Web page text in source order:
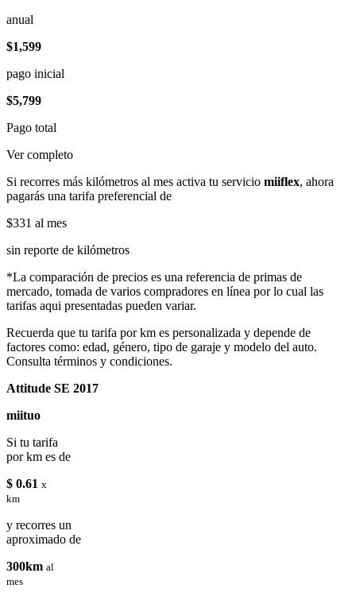
anual
$1,599
pago inicial
$5,799
Pago total
Ver completo
Si recorres más kilómetros al mes activa tu servicio miiflex, ahora
pagarás una tarifa preferencial de
$331 al mes
sin reporte de kilómetros
*La comparación de precios es una referencia de primas de
mercado, tomada de varios compradores en línea por lo cual las
tarifas aqui presentadas pueden variar.
Recuerda que tu tarifa por km es personalizada y depende de
factores como: edad, género, tipo de garaje y modelo del auto.
Consulta términos y condiciones.
Attitude SE 2017
miituo
Si tu tarifa
por km es de
$ 0.61 x
km
y recorres un
aproximado de
300km al
mes